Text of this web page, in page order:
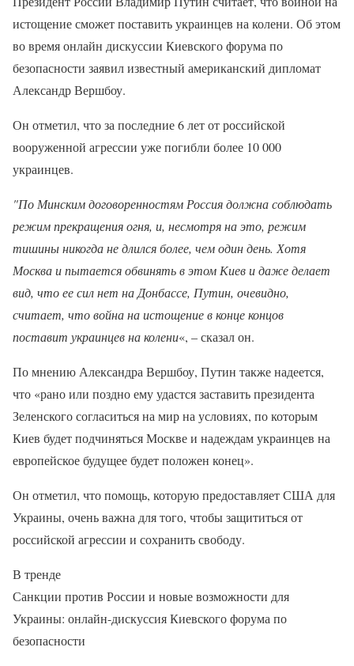
истощение сможет поставить украинцев на колени. Об этом
во время онлайн дискуссии Киевского форума по
безопасности заявил известный американский дипломат
Александр Вершбоу.
Он отметил, что за последние 6 лет от российской
вооруженной агрессии уже погибли более 10 000
украинцев.
"По Минским договоренностям Россия должна соблюдать
режим прекращения огня, и, несмотря на это, режим
тишины никогда не длился более, чем один день. Хотя
Москва и пытается обвинять в этом Киев и даже делает
вид, что ее сил нет на Донбассе, Путин, очевидно,
считает, что война на истощение в конце концов
поставит украинцев на колени«, – сказал он.
По мнению Александра Вершбоу, Путин также надеется,
что «рано или поздно ему удастся заставить президента
Зеленского согласиться на мир на условиях, по которым
Киев будет подчиняться Москве и надеждам украинцев на
европейское будущее будет положен конец».
Он отметил, что помощь, которую предоставляет США для
Украины, очень важна для того, чтобы защититься от
российской агрессии и сохранить свободу.
В тренде
Санкции против России и новые возможности для
Украины: онлайн-дискуссия Киевского форума по
безопасности